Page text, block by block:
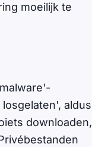
moeilijk te
aldus
downloaden,